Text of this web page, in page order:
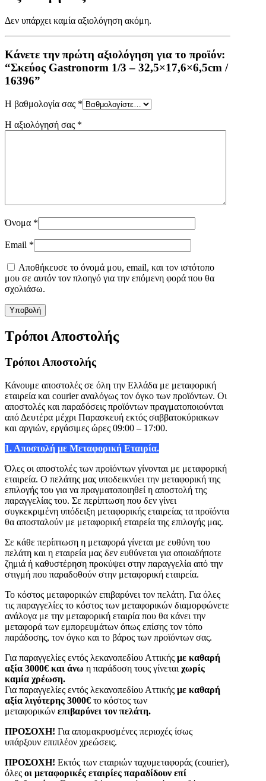
Δεν υπάρχει καμία αξιολόγηση ακόμη.
Κάνετε την πρώτη αξιολόγηση για το προϊόν:
“Σκεύος Gastronorm 1/3 – 32,5×17,6×6,5cm /
16396”
Η βαθμολογία σας *
Η αξιολόγησή σας *
Όνομα *
Email *
Αποθήκευσε το όνομά μου, email, και τον ιστότοπο
μου σε αυτόν τον πλοηγό για την επόμενη φορά που θα
σχολιάσω.
Τρόποι Αποστολής
Τρόποι Αποστολής
Κάνουμε αποστολές σε όλη την Ελλάδα με μεταφορική
εταιρεία και courier αναλόγως τον όγκο των προϊόντων. Οι
αποστολές και παραδόσεις προϊόντων πραγματοποιούνται
από Δευτέρα μέχρι Παρασκευή εκτός σαββατοκύριακων
και αργιών, εργάσιμες ώρες 09:00 – 17:00.
1. Αποστολή με Μεταφορική Εταιρία.
Όλες οι αποστολές των προϊόντων γίνονται με μεταφορική
εταιρεία. Ο πελάτης μας υποδεικνύει την μεταφορική της
επιλογής του για να πραγματοποιηθεί η αποστολή της
παραγγελίας του. Σε περίπτωση που δεν γίνει
συγκεκριμένη υπόδειξη μεταφορικής εταιρείας τα προϊόντα
θα αποσταλούν με μεταφορική εταιρεία της επιλογής μας.
Σε κάθε περίπτωση η μεταφορά γίνεται με ευθύνη του
πελάτη και η εταιρεία μας δεν ευθύνεται για οποιαδήποτε
ζημιά ή καθυστέρηση προκύψει στην παραγγελία από την
στιγμή που παραδοθούν στην μεταφορική εταιρεία.
Το κόστος μεταφορικών επιβαρύνει τον πελάτη. Για όλες
τις παραγγελίες το κόστος των μεταφορικών διαμορφώνετε
ανάλογα με την μεταφορική εταιρία που θα κάνει την
μεταφορά των εμπορευμάτων όπως επίσης τον τόπο
παράδοσης, τον όγκο και το βάρος των προϊόντων σας.
Για παραγγελίες εντός λεκανοπεδίου Αττικής με καθαρή
αξία 3000€ και άνω η παράδοση τους γίνεται χωρίς
καμία χρέωση.
Για παραγγελίες εντός λεκανοπεδίου Αττικής με καθαρή
αξία λιγότερης 3000€ το κόστος των
μεταφορικών επιβαρύνει τον πελάτη.
ΠΡΟΣΟΧΗ! Για απομακρυσμένες περιοχές ίσως
υπάρξουν επιπλέον χρεώσεις.
ΠΡΟΣΟΧΗ! Εκτός των εταιριών ταχυμεταφοράς (courier),
όλες οι μεταφορικές εταιρίες παραδίδουν επί